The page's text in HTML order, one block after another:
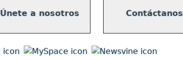
Únete a nosotros Contáctanos